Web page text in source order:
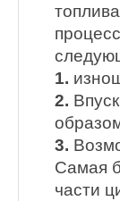
1.
2.
3.
Самая
части